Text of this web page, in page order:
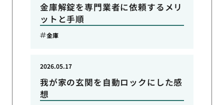
金庫解錠を専門業者に依頼するメリ
ットと手順
金庫
我が家の玄関を自動ロックにした感
想
2026.05.17